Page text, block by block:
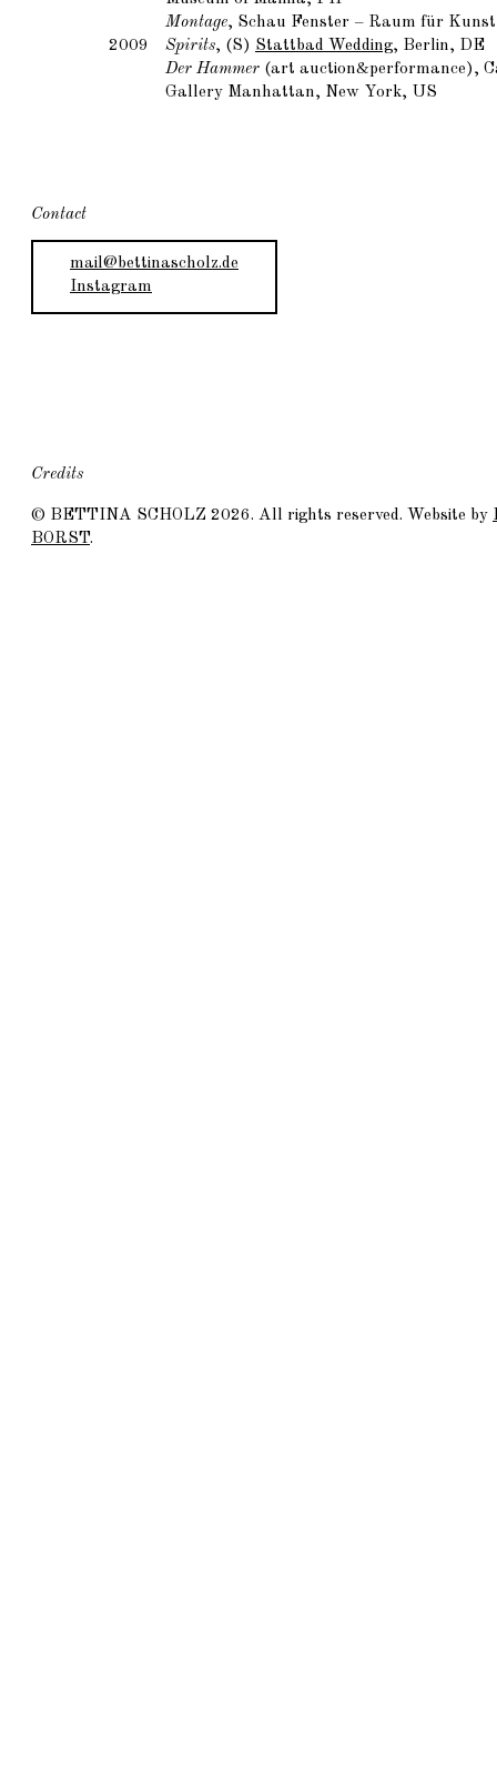
Montage, Schau Fenster – Raum für
2009
Spirits, (S) Stattbad Wedding, Berlin, DE
Der Hammer (art auction&performance),
Gallery Manhattan, New York, US
Contact
mail@bettinascholz.de
Instagram
Credits
© BETTINA SCHOLZ 2026. All rights reserved. Website by
BORST.